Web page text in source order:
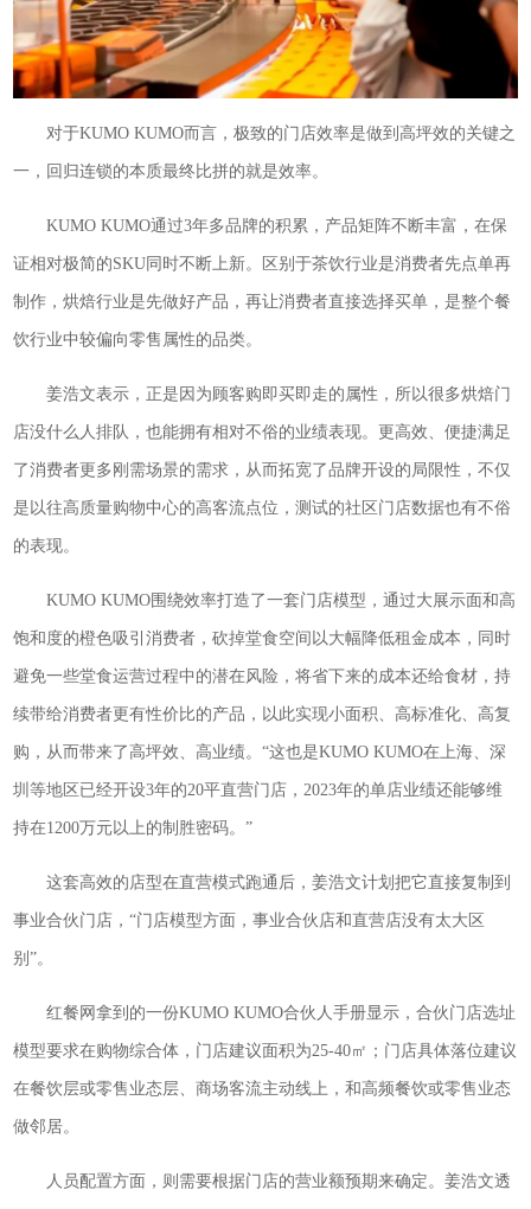
对于KUMO KUMO而言，极致的门店效率是做到高坪效的关键之
一，回归连锁的本质最终比拼的就是效率。
KUMO KUMO通过3年多品牌的积累，产品矩阵不断丰富，在保
证相对极简的SKU同时不断上新。区别于茶饮行业是消费者先点单再
制作，烘焙行业是先做好产品，再让消费者直接选择买单，是整个餐
饮行业中较偏向零售属性的品类。
姜浩文表示，正是因为顾客购即买即走的属性，所以很多烘焙门
店没什么人排队，也能拥有相对不俗的业绩表现。更高效、便捷满足
了消费者更多刚需场景的需求，从而拓宽了品牌开设的局限性，不仅
是以往高质量购物中心的高客流点位，测试的社区门店数据也有不俗
的表现。
KUMO KUMO围绕效率打造了一套门店模型，通过大展示面和高
饱和度的橙色吸引消费者，砍掉堂食空间以大幅降低租金成本，同时
避免一些堂食运营过程中的潜在风险，将省下来的成本还给食材，持
续带给消费者更有性价比的产品，以此实现小面积、高标准化、高复
购，从而带来了高坪效、高业绩。“这也是KUMO KUMO在上海、深
圳等地区已经开设3年的20平直营门店，2023年的单店业绩还能够维
持在1200万元以上的制胜密码。”
这套高效的店型在直营模式跑通后，姜浩文计划把它直接复制到
事业合伙门店，“门店模型方面，事业合伙店和直营店没有太大区
别”。
红餐网拿到的一份KUMO KUMO合伙人手册显示，合伙门店选址
模型要求在购物综合体，门店建议面积为25-40㎡；门店具体落位建议
在餐饮层或零售业态层、商场客流主动线上，和高频餐饮或零售业态
做邻居。
人员配置方面，则需要根据门店的营业额预期来确定。姜浩文透